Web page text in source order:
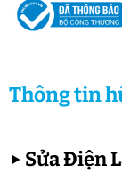
Thông tin
▶ Sửa Điện